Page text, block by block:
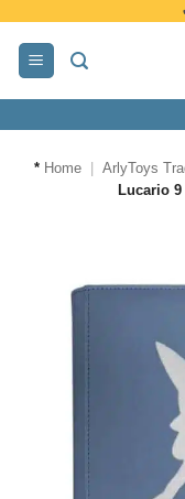
inhoud
* Home ArlyToys
Lucario